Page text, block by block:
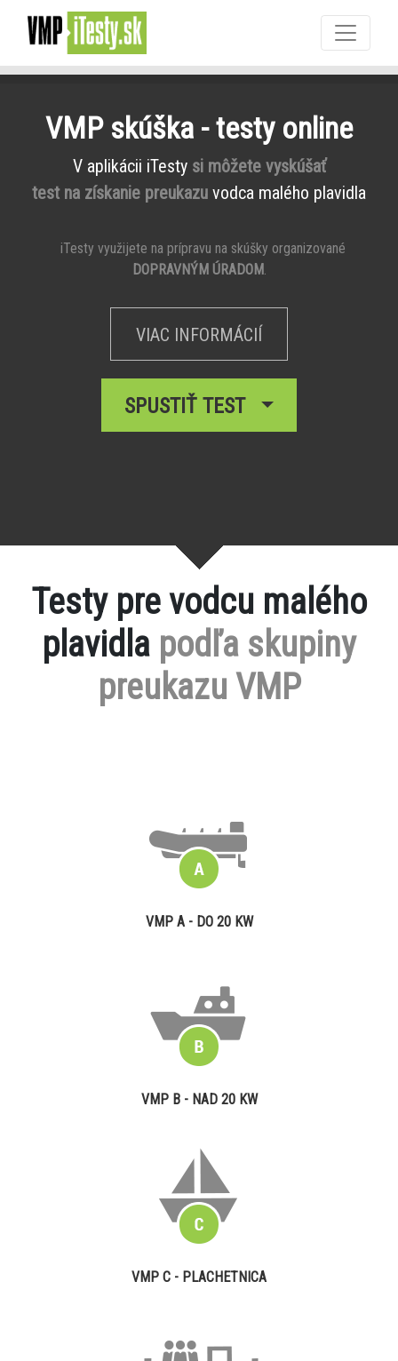
VMP skúška - testy online
V aplikácii iTesty si môžete vyskúšať
test na získanie preukazu vodca malého plavidla
iTesty využijete na prípravu na skúšky organizované
DOPRAVNÝM ÚRADOM.
VIAC INFORMÁCIÍ
SPUSTIŤ TEST
Testy pre vodcu malého
plavidla podľa skupiny
preukazu VMP
VMP A - DO 20 KW
VMP B - NAD 20 KW
VMP C - PLACHETNICA